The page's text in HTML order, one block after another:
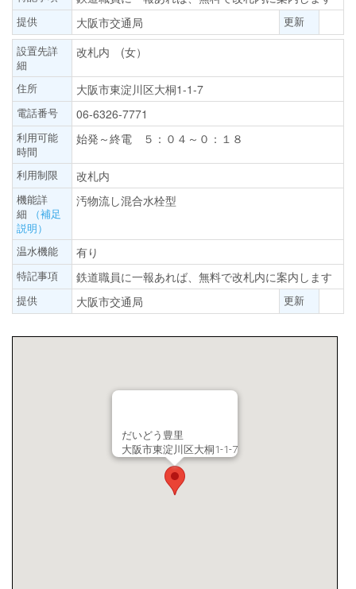
提供 大阪市交通局
更新
設置先詳
細
改札内 (女）
住所 大阪市東淀川区大桐1-1-7
電話番号 06-6326-7771
利用可能
時間
始発～終電 ５：０４～０：１８
利用制限 改札内
機能詳
細
（補足
説明）
汚物流し混合水栓型
温水機能 有り
特記事項 鉄道職員に一報あれば、無料で改札内に案内します
提供 大阪市交通局 更新
だいどう豊里
大阪市東淀川区大桐1-1-7